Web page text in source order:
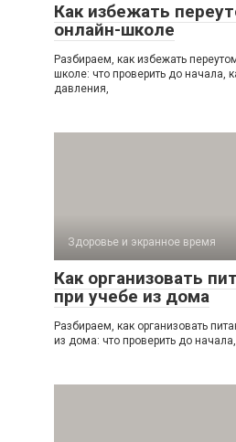
Как избежать
онлайн-школе
Разбираем, как избежать
школе: что проверить до начала,
давления,
Здоровье и экранное время
Как организовать
при учебе из дома
Разбираем, как организовать
из дома: что проверить до